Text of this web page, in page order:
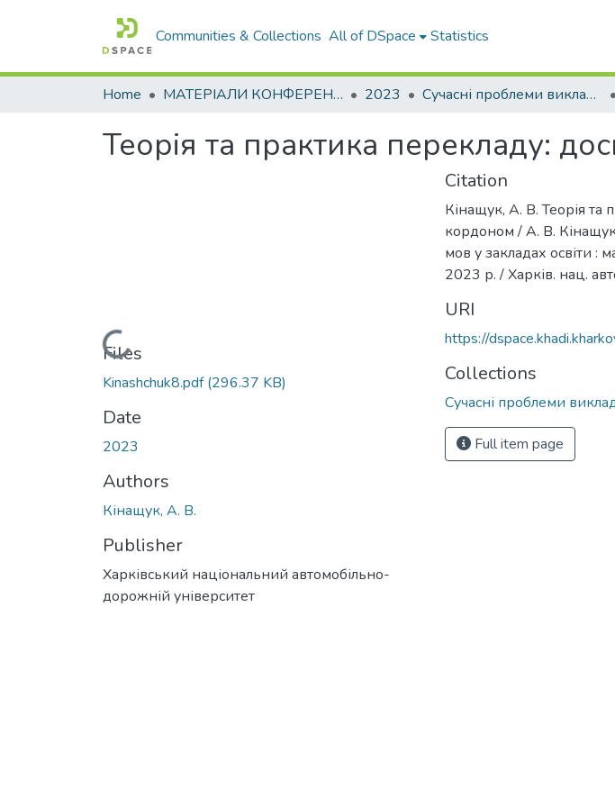
Communities & Collections All of DSpace Statistics
Home МАТЕРІАЛИ КОНФЕРЕНЦІЙ 2023 Сучасні проблеми викладання іноземних мов у закладах освіти
Теорія та практика перекладу:
Loading...
Files
Kinashchuk8.pdf(296.37 KB)
Date
2023
Authors
Кінащук, А. В.
Publisher
Харківський національний автомобільно-
дорожній університет
Citation
Кінащук, А. В. Теорія та
кордоном / А. В.
мов у закладах освіти :
2023 р. / Харків. нац.
URI
https://
Collections
Сучасні проблеми
Full item page